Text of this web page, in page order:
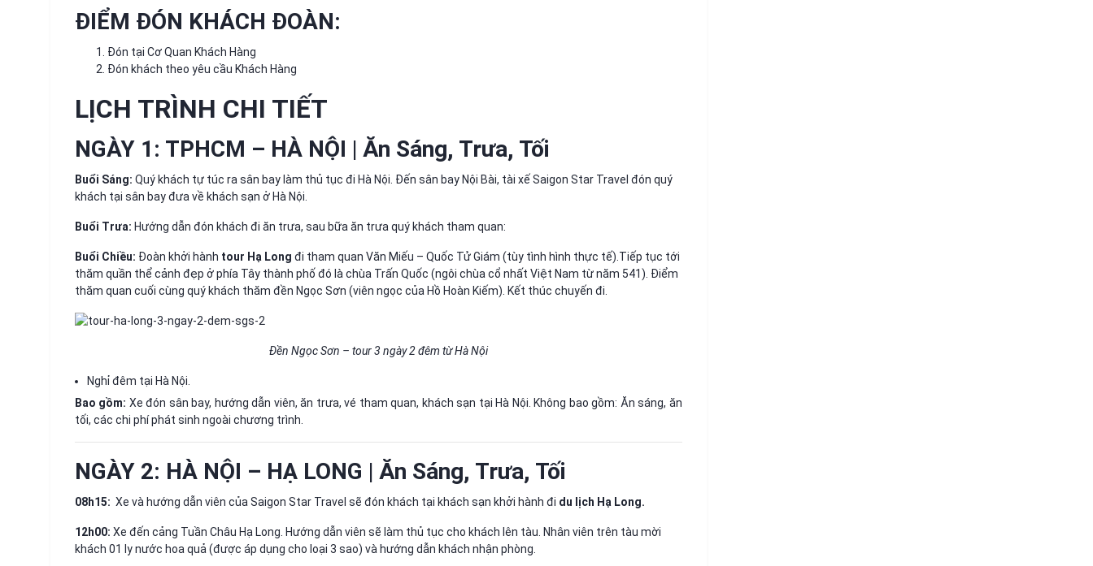
ĐIỂM ĐÓN KHÁCH ĐOÀN:
Đón tại Cơ Quan Khách Hàng
Đón khách theo yêu cầu Khách Hàng
LỊCH TRÌNH CHI TIẾT
NGÀY 1: TPHCM – HÀ NỘI | Ăn Sáng, Trưa, Tối
Buổi Sáng: Quý khách tự túc ra sân bay làm thủ tục đi Hà Nội. Đến sân bay Nội Bài, tài xế Saigon Star Travel đón quý
khách tại sân bay đưa về khách sạn ở Hà Nội.
Buổi Trưa: Hướng dẫn đón khách đi ăn trưa, sau bữa ăn trưa quý khách tham quan:
Buổi Chiều: Đoàn khởi hành tour Hạ Long đi tham quan Văn Miếu – Quốc Tử Giám (tùy tình hình thực tế).Tiếp tục tới
thăm quần thể cảnh đẹp ở phía Tây thành phố đó là chùa Trấn Quốc (ngôi chùa cổ nhất Việt Nam từ năm 541). Điểm
thăm quan cuối cùng quý khách thăm đền Ngọc Sơn (viên ngọc của Hồ Hoàn Kiếm). Kết thúc chuyến đi.
Đền Ngọc Sơn – tour 3 ngày 2 đêm từ Hà Nội
Nghỉ đêm tại Hà Nội.
Bao gồm: Xe đón sân bay, hướng dẫn viên, ăn trưa, vé tham quan, khách sạn tại Hà Nội. Không bao gồm: Ăn sáng, ăn
tối, các chi phí phát sinh ngoài chương trình.
NGÀY 2: HÀ NỘI – HẠ LONG | Ăn Sáng, Trưa, Tối
08h15: Xe và hướng dẫn viên của Saigon Star Travel sẽ đón khách tại khách sạn khởi hành đi du lịch Hạ Long.
12h00: Xe đến cảng Tuần Châu Hạ Long. Hướng dẫn viên sẽ làm thủ tục cho khách lên tàu. Nhân viên trên tàu mời
khách 01 ly nước hoa quả (được áp dụng cho loại 3 sao) và hướng dẫn khách nhận phòng.